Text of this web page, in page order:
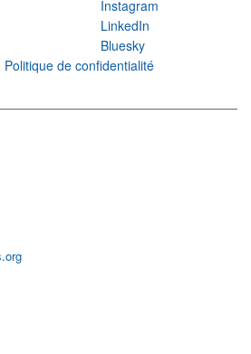
Instagram
LinkedIn
Bluesky
Politique de confidentialité